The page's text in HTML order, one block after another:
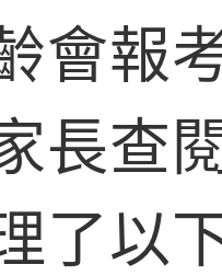
會報
長查
了以